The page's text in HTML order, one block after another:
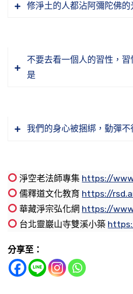
償的，那個感應裡頭有補償
要誠之極，至誠。
節錄自：淨土大經科註（第三
沒有誠敬。這是許多同修，
由此可知，道場的道風跟學
有道風、沒有學風，等於說
節錄自：無量壽經（第二十集
今天我們在這個經上看到，
他」，這是真正希有的弘願
成之」，他的願望果然不錯
他一樣，沒有什麼兩樣，這
平等的，佛法是清淨的，佛
的，哪有兩樣東西！
態去供佛，你已經是迷信。
下來的，我們供一尊佛像是
個老師，是這麼個意思。就
菩薩，我要學觀音菩薩，我
阿彌陀佛，我要學阿彌陀佛
這個意思重要，時時刻刻提
學習。所以供養佛像的功德
地，你要把他當神明去看待
罪過。罪在哪裡？提倡迷信。
的，你跟佛唱反調，你提倡迷
所謂是多言必失。話不要講
失言，容易引起別人誤會、
教導我們，「少說一句話，
到晚見到人，歡歡喜喜，阿
我們講什麼話，都說阿彌陀
和。這一句阿彌陀佛是真言
全叫妄語，念經也不行，念
佛。念經還會打妄想，妄想
個經念得沒有效果、沒有用處
「念經不如念咒，念咒不如
晚，六根接觸外面境界，那
人，在佛堂念阿彌陀佛，離
不住煩惱習氣，這就沒用處
們大家都應當自己勉勵自己。
多、雜念太多，怎麼辦？念
不受時間控制，隨時可以念
念，什麼時候都可以念，只
念。就像諦閑法師教鍋漏匠
號，一定要把妄念念掉、雜
掉？在理上講你得放下就容
什麼都要放下，什麼都是假
印光大師在世的時候，許多修
問，這句佛號，念佛的時候
多、雜念太多，怎麼辦？念
念，什麼時候都可以念，只要
念。就像諦閑法師教鍋漏匠
無畏布施，幫助遇到苦難的
當中，我們應該伸出援手去
基本的，就是不吃眾生肉。
修淨土的人都沾阿彌陀佛的
不要去看一個人的習性，
是
我們的身心被捆綁，動彈不
淨空老法師專集 https://
儒釋道文化教育 https://
華藏淨宗弘化網 https://
台北靈巖山寺雙溪小築
分享至：